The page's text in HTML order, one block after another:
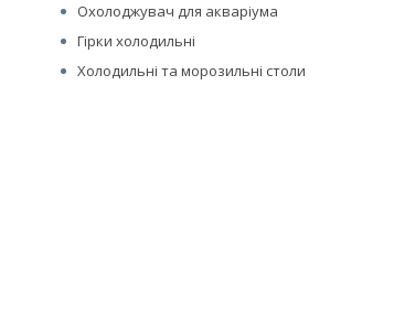
Охолоджувач для акваріума
Гірки холодильні
Холодильні та морозильні столи